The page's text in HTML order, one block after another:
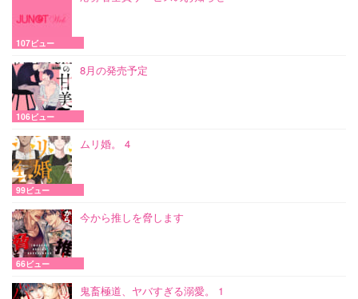
107ビュー
8月の発売予定
106ビュー
ムリ婚。 4
99ビュー
今から推しを脅します
66ビュー
鬼畜極道、ヤバすぎる溺愛。 1